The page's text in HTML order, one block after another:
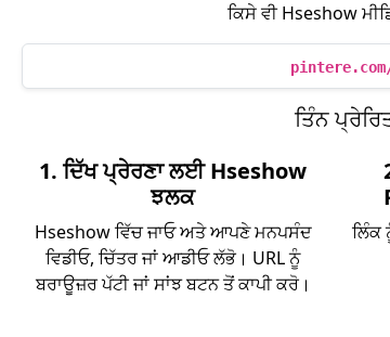
ਕਿਸੇ ਵੀ Hseshow
ਤਿੰਨ
1. ਦਿੱਖ ਪ੍ਰੇਰਣਾ ਲਈ Hseshow
ਝਲਕ
Hseshow ਵਿੱਚ ਜਾਓ ਅਤੇ ਆਪਣੇ ਮਨਪਸੰਦ
ਵਿਡੀਓ, ਚਿੱਤਰ ਜਾਂ ਆਡੀਓ ਲੱਭੋ। URL ਨੂੰ
ਬਰਾਊਜ਼ਰ ਪੱਟੀ ਜਾਂ ਸਾਂਝ ਬਟਨ ਤੋਂ ਕਾਪੀ ਕਰੋ।
ਲਿੰਕ